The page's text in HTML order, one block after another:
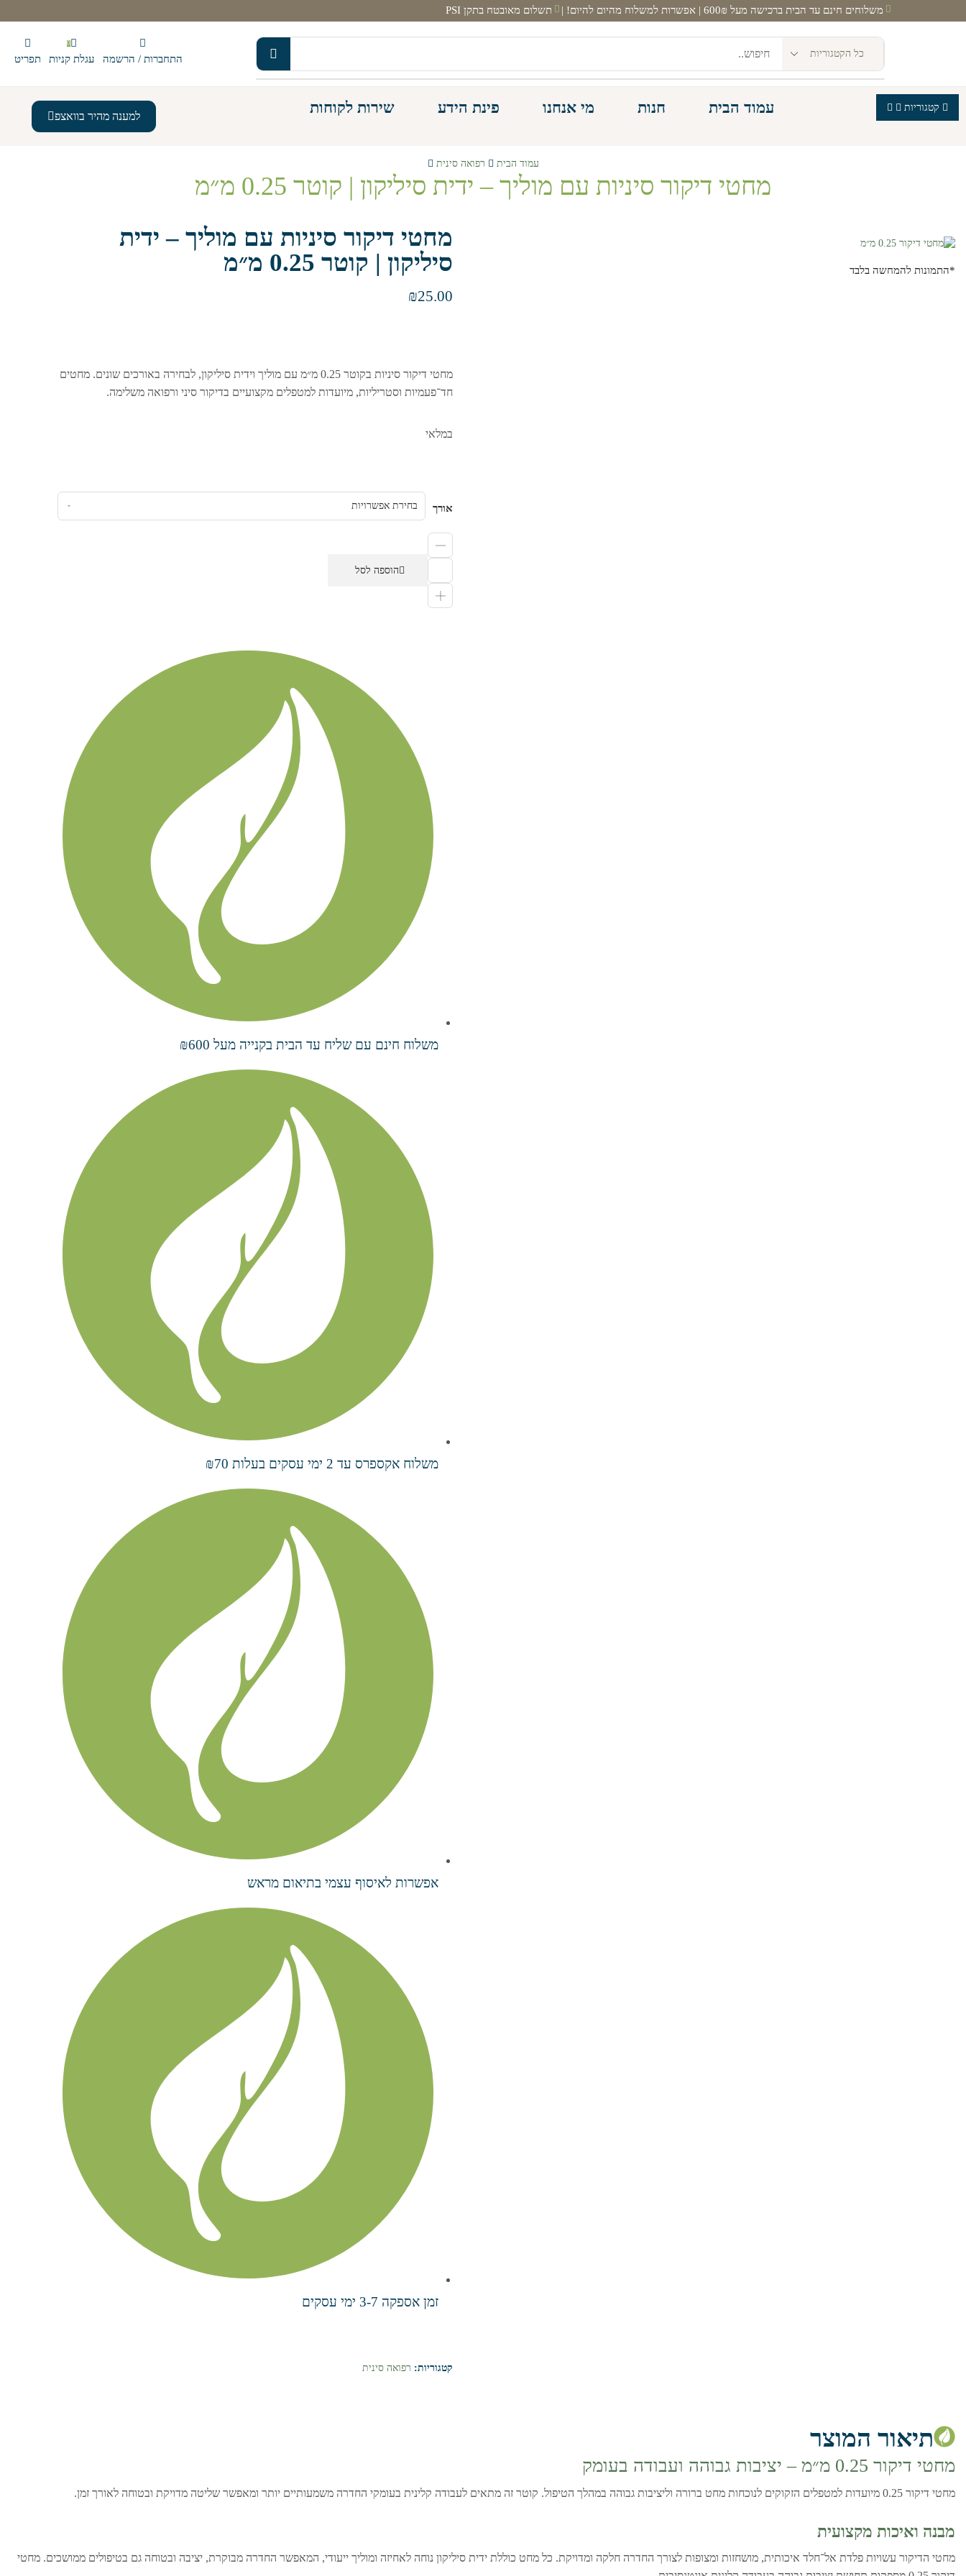
משלוחים חינם עד הבית ברכישה מעל 600₪ | אפשרות למשלוח מהיום להיום! | תשלום מאובטח בתקן PSI
התחברות / הרשמה
0
עגלת קניות תפריט
קטגוריות עמוד הבית חנות מי אנחנו פינת הידע שירות לקוחות למענה מהיר בוואצפ
עמוד הבית רפואה סינית
מחטי דיקור סיניות עם מוליך – ידית סיליקון | קוטר 0.25 מ״מ
*התמונות להמחשה בלבד
מחטי דיקור סיניות עם מוליך – ידית
סיליקון | קוטר 0.25 מ״מ
₪25.00
מחטי דיקור סיניות בקוטר 0.25 מ״מ עם מוליך וידית סיליקון, לבחירה באורכים שונים. מחטים
חד־פעמיות וסטריליות, מיועדות למטפלים מקצועיים בדיקור סיני ורפואה משלימה.
במלאי
אורך
הוספה לסל
משלוח חינם עם שליח עד הבית בקנייה מעל ₪600
משלוח אקספרס עד 2 ימי עסקים בעלות ₪70
אפשרות לאיסוף עצמי בתיאום מראש
זמן אספקה 3-7 ימי עסקים
קטגוריות: רפואה סינית
תיאור המוצר
מחטי דיקור 0.25 מ״מ – יציבות גבוהה ועבודה בעומק
מחטי דיקור 0.25 מיועדות למטפלים הזקוקים לנוכחות מחט ברורה וליציבות גבוהה במהלך הטיפול. קוטר זה מתאים לעבודה קלינית בעומקי החדרה משמעותיים יותר ומאפשר שליטה מדויקת ובטוחה לאורך זמן.
מבנה ואיכות מקצועית
מחטי הדיקור עשויות פלדת אל־חלד איכותית, מושחזות ומצופות לצורך החדרה חלקה ומדויקת. כל מחט כוללת ידית סיליקון נוחה לאחיזה ומוליך ייעודי, המאפשר החדרה מבוקרת, יציבה ובטוחה גם בטיפולים ממושכים. מחטי